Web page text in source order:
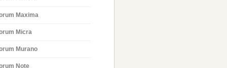
Maxima
Micra
Murano
Note